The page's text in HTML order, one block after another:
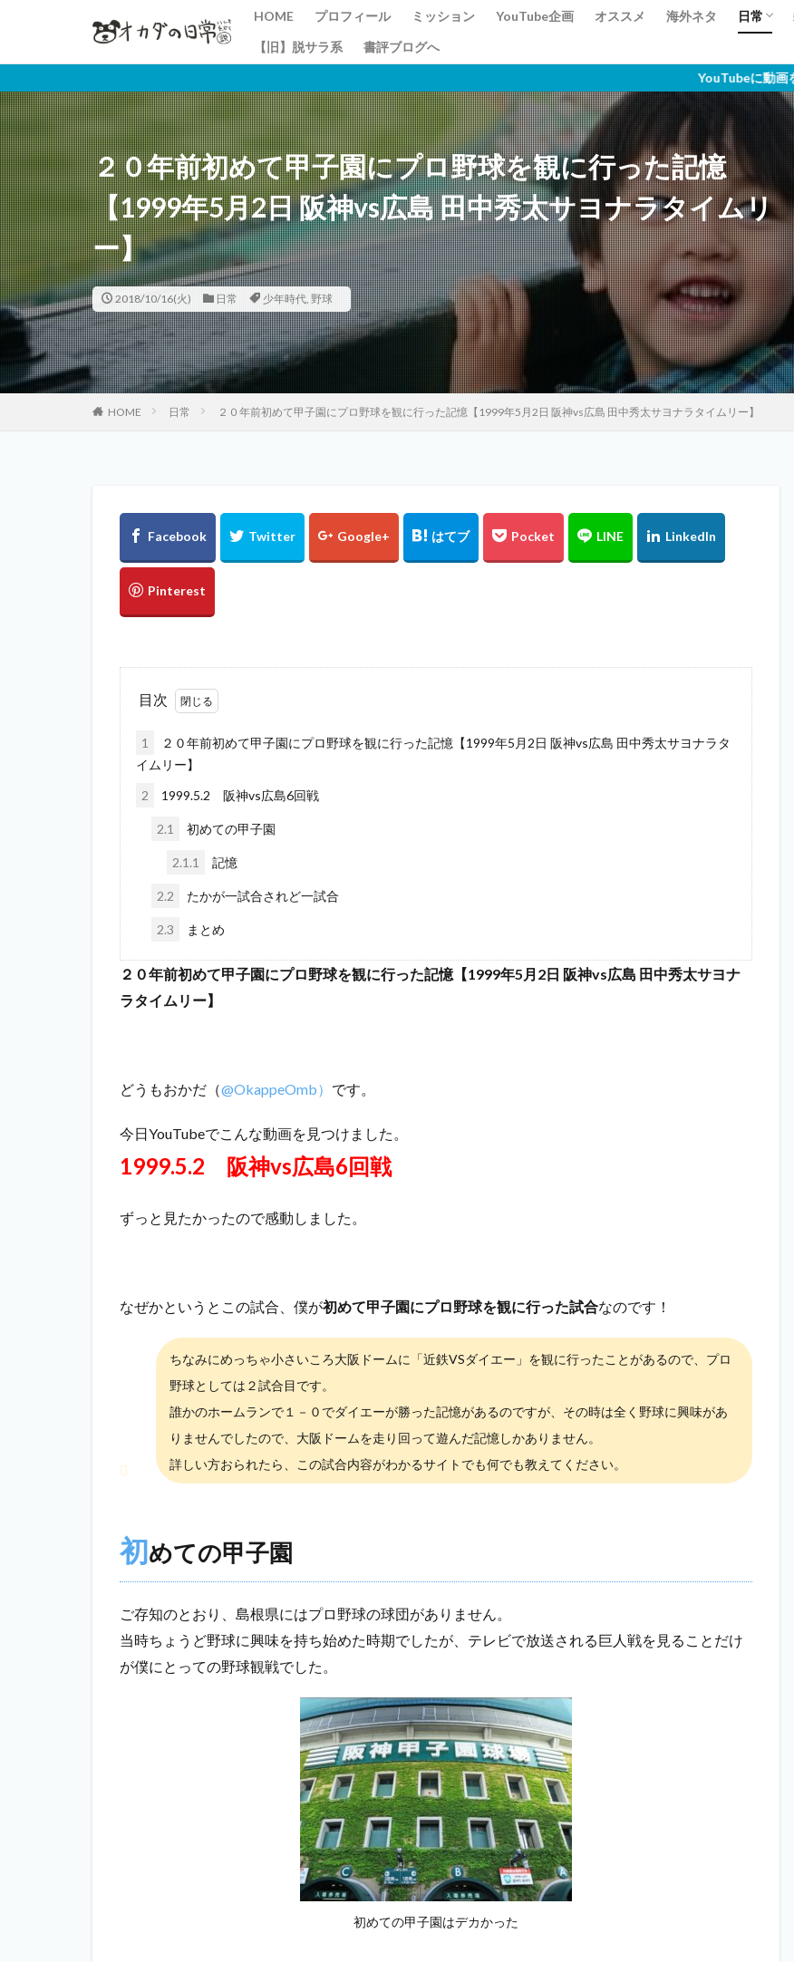
HOME プロフィール ミッション YouTube企画 オススメ 海外ネタ 日常
【旧】脱サラ系
書評ブログへ
YouTubeに動画をアップして
２０年前初めて甲子園にプロ野球を観に行った記憶
【1999年5月2日 阪神vs広島 田中秀太サヨナラタイムリ
ー】
2018/10/16(火) 日常 少年時代, 野球
HOME 日常 ２０年前初めて甲子園にプロ野球を観に行った記憶【1999年5月2日 阪神vs広島 田中秀太サヨナラタイムリー】
目次
1
２０年前初めて甲子園にプロ野球を観に行った記憶【1999年5月2日 阪神vs広島 田中秀太サヨナラタ
イムリー】
2
1999.5.2 阪神vs広島6回戦
2.1 初めての甲子園
2.1.1 記憶
2.2 たかが一試合されど一試合
2.3 まとめ
２０年前初めて甲子園にプロ野球を観に行った記憶【1999年5月2日 阪神vs広島 田中秀太サヨナ
ラタイムリー】
どうもおかだ（@OkappeOmb） です。
今日YouTubeでこんな動画を見つけました。
1999.5.2 阪神vs広島6回戦
ずっと見たかったので感動しました。
なぜかというとこの試合、僕が初めて甲子園にプロ野球を観に行った試合なのです！
ちなみにめっちゃ小さいころ大阪ドームに「近鉄VSダイエー」を観に行ったことがあるので、プロ
野球としては２試合目です。
誰かのホームランで１－０でダイエーが勝った記憶があるのですが、その時は全く野球に興味があ
りませんでしたので、大阪ドームを走り回って遊んだ記憶しかありません。
詳しい方おられたら、この試合内容がわかるサイトでも何でも教えてください。
初めての甲子園
ご存知のとおり、島根県にはプロ野球の球団がありません。
当時ちょうど野球に興味を持ち始めた時期でしたが、テレビで放送される巨人戦を見ることだけ
が僕にとっての野球観戦でした。
初めての甲子園はデカかった